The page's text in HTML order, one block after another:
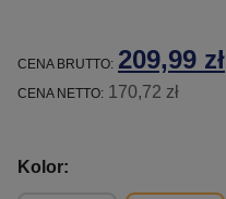
CENA BRUTTO: 209,99 zł
CENA NETTO: 170,72 zł
Kolor: